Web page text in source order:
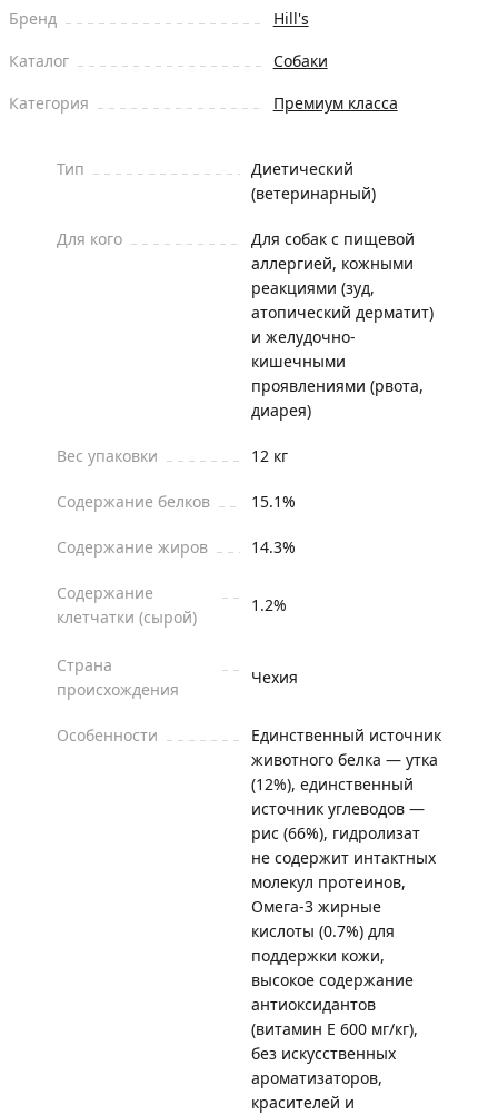
Бренд
Hill's
Каталог
Собаки
Категория
Премиум класса
Тип
Диетический
(ветеринарный)
Для кого
Для собак с пищевой
аллергией, кожными
реакциями (зуд,
атопический дерматит)
и желудочно-
кишечными
проявлениями (рвота,
диарея)
Вес упаковки 12 кг
Содержание белков 15.1%
Содержание жиров 14.3%
Содержание
клетчатки (сырой)
1.2%
Страна
происхождения
Чехия
Особенности
Единственный источник
животного белка — утка
(12%), единственный
источник углеводов —
рис (66%), гидролизат
не содержит интактных
молекул протеинов,
Омега-3 жирные
кислоты (0.7%) для
поддержки кожи,
высокое содержание
антиоксидантов
(витамин Е 600 мг/кг),
без искусственных
ароматизаторов,
красителей и